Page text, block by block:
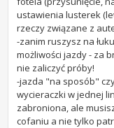
ustawienia lusterek
rzeczy związane z
-zanim ruszysz na
możliwości jazdy - za
nie zaliczyć próby!
-jazda "na sposób"
wycieraczki w jednej
zabroniona, ale
cofaniu a nie tylko